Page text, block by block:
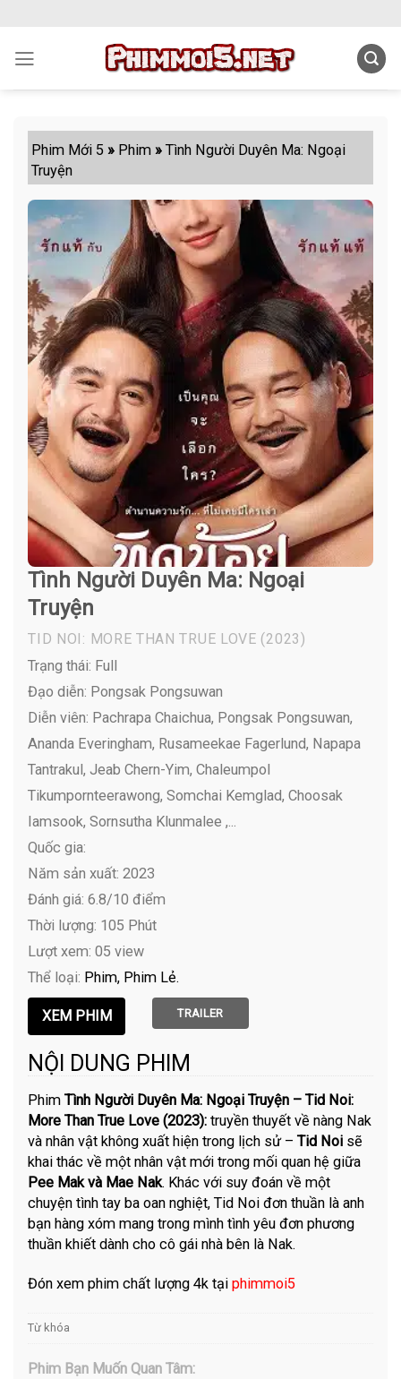
content
Phim Mới 5 » Phim »Tình Người Duyên Ma: Ngoại
Truyện
Tình Người Duyên Ma: Ngoại
Truyện
TID NOI: MORE THAN TRUE LOVE (2023)
Trạng thái: Full
Đạo diễn: Pongsak Pongsuwan
Diễn viên: Pachrapa Chaichua, Pongsak Pongsuwan,
Ananda Everingham, Rusameekae Fagerlund, Napapa
Tantrakul, Jeab Chern-Yim, Chaleumpol
Tikumpornteerawong, Somchai Kemglad, Choosak
Iamsook, Sornsutha Klunmalee ,...
Quốc gia:
Năm sản xuất: 2023
Đánh giá: 6.8/10 điểm
Thời lượng: 105 Phút
Lượt xem: 05 view
Thể loại: Phim Phim Lẻ
TRAILER
NỘI DUNG PHIM
PhimTình Người Duyên Ma: Ngoại Truyện – Tid Noi:
More Than True Love (2023):truyền thuyết về nàng Nak
và nhân vật không xuất hiện trong lịch sử –Tid Noi sẽ
khai thác về một nhân vật mới trong mối quan hệ giữa
Pee Mak và Mae Nak. Khác với suy đoán về một
chuyện tình tay ba oan nghiệt, Tid Noi đơn thuần là anh
bạn hàng xóm mang trong mình tình yêu đơn phương
thuần khiết dành cho cô gái nhà bên là Nak.
Đón xem phim chất lượng 4k tạiphimmoi5
Từ khóa
Phim Bạn Muốn Quan Tâm: